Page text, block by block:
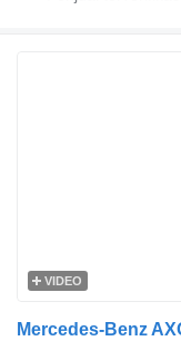
VIDEO
Mercedes-Benz